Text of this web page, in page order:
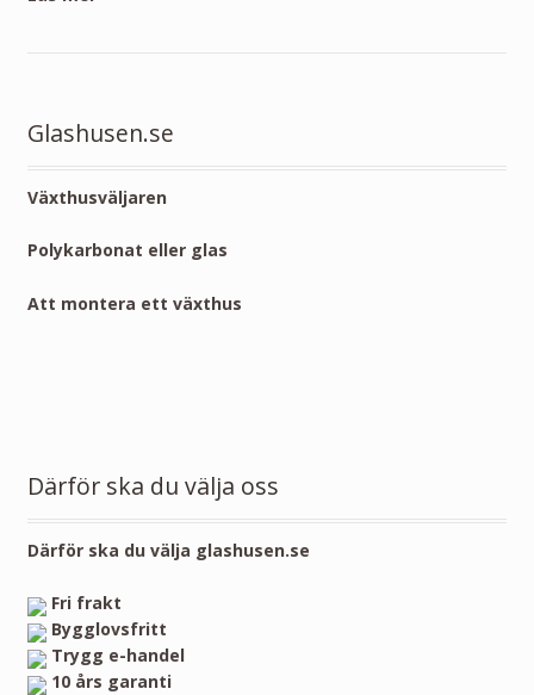
Glashusen.se
Växthusväljaren
Polykarbonat eller glas
Att montera ett växthus
Därför ska du välja oss
Därför ska du välja glashusen.se
Fri frakt
Bygglovsfritt
Trygg e-handel
10 års garanti